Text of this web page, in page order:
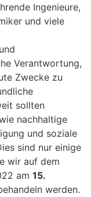
Ingenieure,
und viele
Verantwortung,
Zwecke zu
sollten
nachhaltige
und soziale
sind nur einige
wir auf dem
am 15.
werden.